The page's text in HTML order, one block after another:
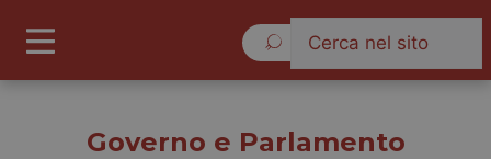
Governo e Parlamento